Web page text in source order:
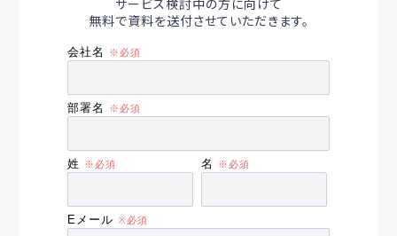
サービス検討中の方に向けて
無料で資料を送付させていただきます。